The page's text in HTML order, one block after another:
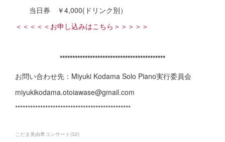
当日券 ￥4,000(ドリンク別）
＜＜＜＜＜お申し込みはこちら＞＞＞＞＞
******************************************
お問い合わせ先：Miyuki Kodama Solo Piano実行委員会
miyukikodama.otoiawase@gmail.com
**********************************************
こだま美由希コンサート (32)